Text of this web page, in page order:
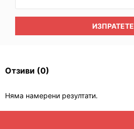
ИЗПРАТЕТЕ
Отзиви (0)
Няма намерени резултати.